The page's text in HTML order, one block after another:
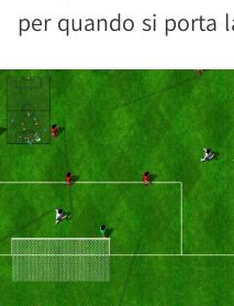
per quando si porta